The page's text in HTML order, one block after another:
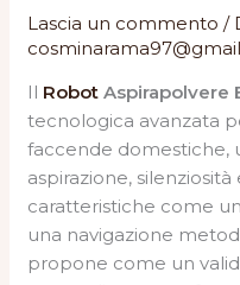
Lascia un commento /
Il Robot Aspirapolvere
tecnologica avanzata
faccende domestiche,
aspirazione,
caratteristiche come
una navigazione
propone come un